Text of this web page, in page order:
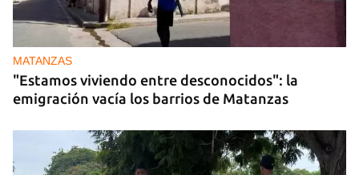
MATANZAS
"Estamos viviendo entre desconocidos": la
emigración vacía los barrios de Matanzas